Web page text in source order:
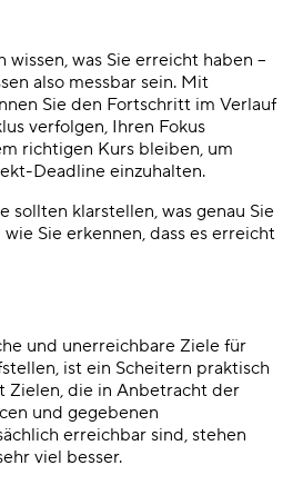
wissen, was Sie erreicht haben –
also messbar sein. Mit
Sie den Fortschritt im Verlauf
verfolgen, Ihren Fokus
richtigen Kurs bleiben, um
Deadline einzuhalten.
sollten klarstellen, was genau Sie
Sie erkennen, dass es erreicht
und unerreichbare Ziele für
ist ein Scheitern praktisch
Zielen, die in Anbetracht der
und gegebenen
erreichbar sind, stehen
viel besser.